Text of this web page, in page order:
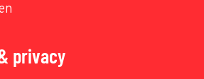
privacy